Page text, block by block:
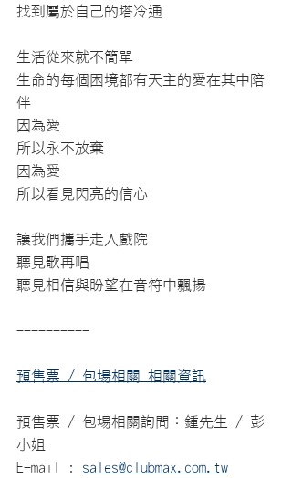
找到屬於自己的塔冷通
生活從來就不簡單
生命的每個困境都有天主的愛在其中陪
伴
因為愛
所以永不放棄
因為愛
所以看見閃亮的信心
讓我們攜手走入戲院
聽見歌再唱
聽見相信與盼望在音符中飄揚
----------
預售票 / 包場相關 相關資訊
預售票 / 包場相關詢問：鍾先生 / 彭
小姐
E-mail : sales@clubmax.com.tw